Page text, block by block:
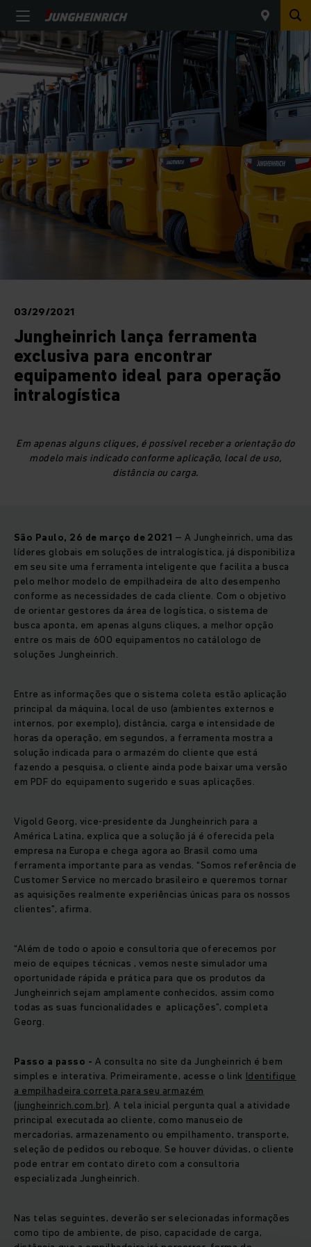
03/29/2021
Jungheinrich lança ferramenta
exclusiva para encontrar
equipamento ideal para operação
intralogística
Em apenas alguns cliques, é possível receber a orientação do
modelo mais indicado conforme aplicação, local de uso,
distância ou carga.
São Paulo, 26 de março de 2021 – A Jungheinrich, uma das
líderes globais em soluções de intralogística, já disponibiliza
em seu site uma ferramenta inteligente que facilita a busca
pelo melhor modelo de empilhadeira de alto desempenho
conforme as necessidades de cada cliente. Com o objetivo
de orientar gestores da área de logística, o sistema de
busca aponta, em apenas alguns cliques, a melhor opção
entre os mais de 600 equipamentos no catálologo de
soluções Jungheinrich.
Entre as informações que o sistema coleta estão aplicação
principal da máquina, local de uso (ambientes externos e
internos, por exemplo), distância, carga e intensidade de
horas da operação, em segundos, a ferramenta mostra a
solução indicada para o armazém do cliente que está
fazendo a pesquisa, o cliente ainda pode baixar uma versão
em PDF do equipamento sugerido e suas aplicações.
Vigold Georg, vice-presidente da Jungheinrich para a
América Latina, explica que a solução já é oferecida pela
empresa na Europa e chega agora ao Brasil como uma
ferramenta importante para as vendas. “Somos referência de
Customer Service no mercado brasileiro e queremos tornar
as aquisições realmente experiências únicas para os nossos
clientes”, afirma.
“Além de todo o apoio e consultoria que oferecemos por
meio de equipes técnicas , vemos neste simulador uma
oportunidade rápida e prática para que os produtos da
Jungheinrich sejam amplamente conhecidos, assim como
todas as suas funcionalidades e aplicações”, completa
Georg.
Passo a passo - A consulta no site da Jungheinrich é bem
simples e interativa. Primeiramente, acesse o link Identifique
a empilhadeira correta para seu armazém
(jungheinrich.com.br). A tela inicial pergunta qual a atividade
principal executada ao cliente, como manuseio de
mercadorias, armazenamento ou empilhamento, transporte,
seleção de pedidos ou reboque. Se houver dúvidas, o cliente
pode entrar em contato direto com a consultoria
especializada Jungheinrich.
Nas telas seguintes, deverão ser selecionadas informações
como tipo de ambiente, de piso, capacidade de carga,